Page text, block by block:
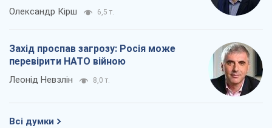
Олександр Кірш 6,5 т.
Захід проспав загрозу: Росія може
перевірити НАТО війною
Леонід Невзлін 8,0 т.
Всі думки